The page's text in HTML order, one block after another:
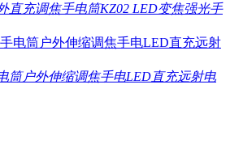
直充调焦手电筒KZ02 LED变焦强光手
筒户外伸缩调焦手电LED直充远射电